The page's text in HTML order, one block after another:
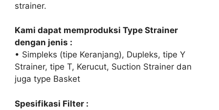
strainer.
Kami dapat memproduksi Type Strainer
dengan jenis :
• Simpleks (tipe Keranjang), Dupleks, tipe Y
Strainer, tipe T, Kerucut, Suction Strainer dan
juga type Basket
Spesifikasi Filter :